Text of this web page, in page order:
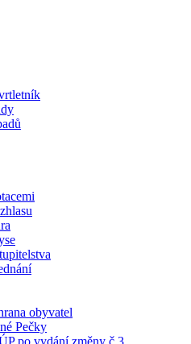
obyvatel
Pečky
po vydání změny č.3